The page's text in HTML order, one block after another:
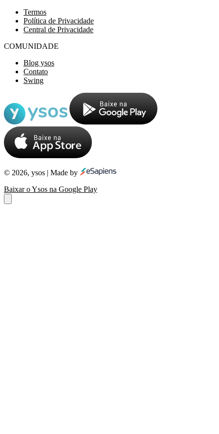
Termos
Política de Privacidade
Central de Privacidade
COMUNIDADE
Blog ysos
Contato
Swing
© 2026, ysos | Made by
Baixar o Ysos na Google Play